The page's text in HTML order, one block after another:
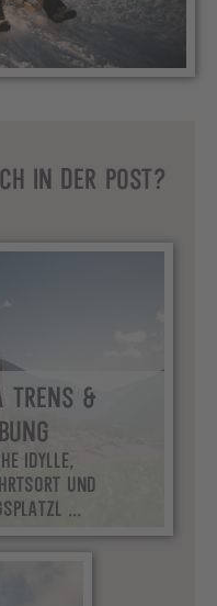
IN DER POST?
TRENS &
IDYLLE,
UND
...